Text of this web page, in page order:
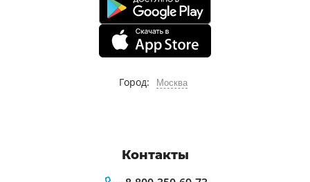
Социальные представления у подростков о
справедливости
Аффект и его уголовноправовая оценка
Город: Москва
Контакты